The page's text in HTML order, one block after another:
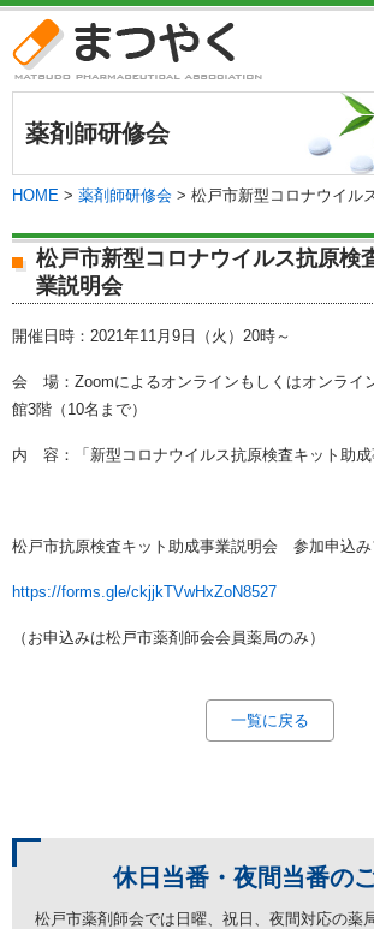
まつ
薬剤師研修会
HOME > 薬剤師研修会 > 松戸市新型コロナウイルス抗原
松戸市新型コロナウイルス抗原検
業説明会
開催日時：2021年11月9日（火）20時～
会 場：Zoomによるオンラインもしくはオンライ
館3階（10名まで）
内 容：「新型コロナウイルス抗原検査キット助成
松戸市抗原検査キット助成事業説明会 参加申込み
https://forms.gle/ckjjkTVwHxZoN8527
（お申込みは松戸市薬剤師会会員薬局のみ）
一覧に戻る
休日当番・夜間当番の
松戸市薬剤師会では日曜、祝日、夜間対応の薬